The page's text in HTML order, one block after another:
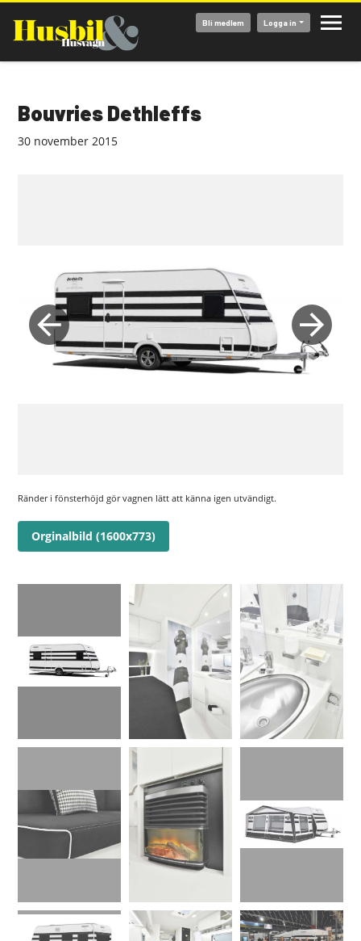
huvudinnehåll
Bli medlem Logga in
Bouvries Dethleffs
30 november 2015
Ränder i fönsterhöjd gör vagnen lätt att känna igen utvändigt.
Orginalbild (1600x773)